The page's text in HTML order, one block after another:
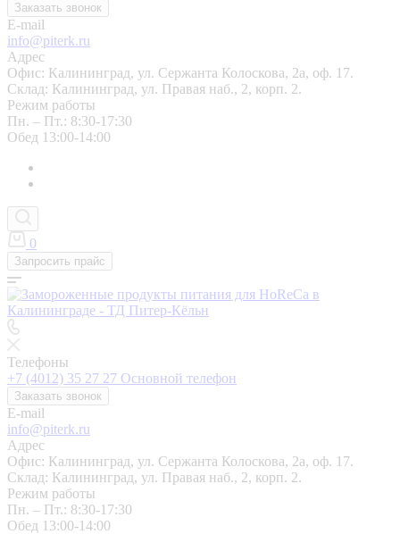
Заказать звонок
E-mail
info@piterk.ru
Адрес
Офис: Калининград, ул. Сержанта Колоскова, 2а, оф. 17.
Склад: Калининград, ул. Правая наб., 2, корп. 2.
Режим работы
Пн. – Пт.: 8:30-17:30
Обед 13:00-14:00
0
Запросить прайс
Телефоны
+7 (4012) 35 27 27 Основной телефон
Заказать звонок
E-mail
info@piterk.ru
Адрес
Офис: Калининград, ул. Сержанта Колоскова, 2а, оф. 17.
Склад: Калининград, ул. Правая наб., 2, корп. 2.
Режим работы
Пн. – Пт.: 8:30-17:30
Обед 13:00-14:00